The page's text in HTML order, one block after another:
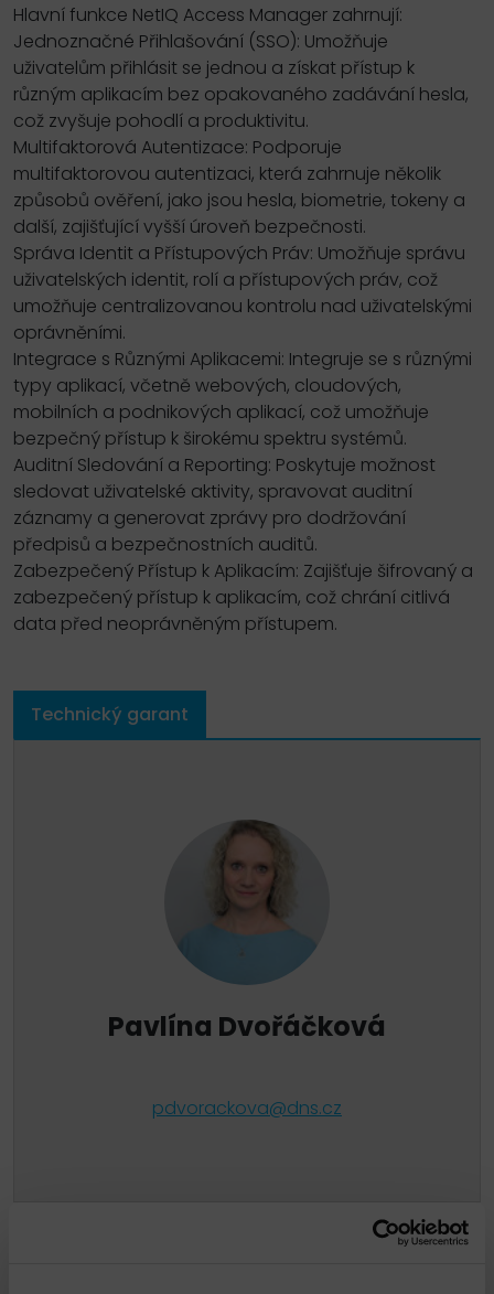
Hlavní funkce NetIQ Access Manager zahrnují:
Jednoznačné Přihlašování (SSO): Umožňuje
uživatelům přihlásit se jednou a získat přístup k
různým aplikacím bez opakovaného zadávání hesla,
což zvyšuje pohodlí a produktivitu.
Multifaktorová Autentizace: Podporuje
multifaktorovou autentizaci, která zahrnuje několik
způsobů ověření, jako jsou hesla, biometrie, tokeny a
další, zajišťující vyšší úroveň bezpečnosti.
Správa Identit a Přístupových Práv: Umožňuje správu
uživatelských identit, rolí a přístupových práv, což
umožňuje centralizovanou kontrolu nad uživatelskými
oprávněními.
Integrace s Různými Aplikacemi: Integruje se s různými
typy aplikací, včetně webových, cloudových,
mobilních a podnikových aplikací, což umožňuje
bezpečný přístup k širokému spektru systémů.
Auditní Sledování a Reporting: Poskytuje možnost
sledovat uživatelské aktivity, spravovat auditní
záznamy a generovat zprávy pro dodržování
předpisů a bezpečnostních auditů.
Zabezpečený Přístup k Aplikacím: Zajišťuje šifrovaný a
zabezpečený přístup k aplikacím, což chrání citlivá
data před neoprávněným přístupem.
Technický garant
Pavlína Dvořáčková
pdvorackova@dns.cz